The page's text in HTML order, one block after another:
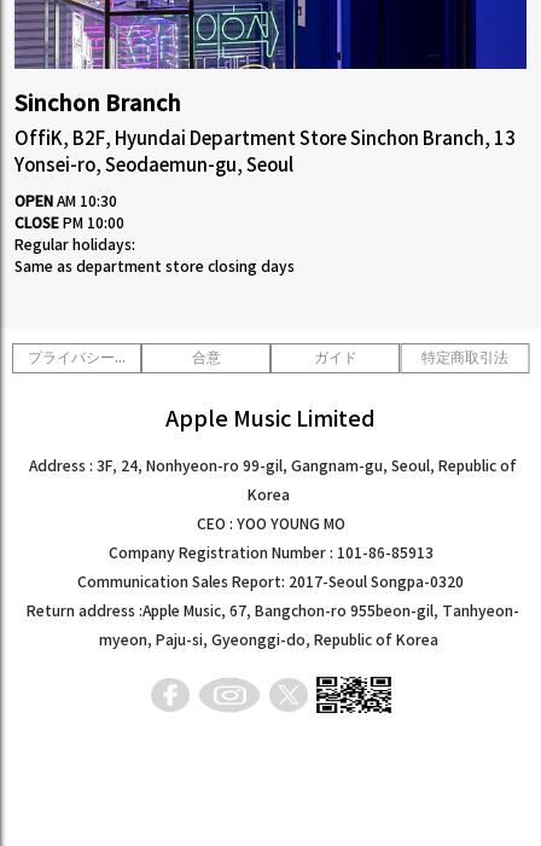
Sinchon Branch
OffiK, B2F, Hyundai Department Store Sinchon Branch, 13
Yonsei-ro, Seodaemun-gu, Seoul
OPEN AM 10:30
CLOSE PM 10:00
Regular holidays:
Same as department store closing days
プライバシーポリシー 合意 ガイド 特定商取引法
Apple Music Limited
Address : 3F, 24, Nonhyeon-ro 99-gil, Gangnam-gu, Seoul, Republic of
Korea
CEO : YOO YOUNG MO
Company Registration Number : 101-86-85913
Communication Sales Report: 2017-Seoul Songpa-0320
Return address :Apple Music, 67, Bangchon-ro 955beon-gil, Tanhyeon-
myeon, Paju-si, Gyeonggi-do, Republic of Korea